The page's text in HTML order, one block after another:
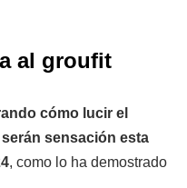
al groufit
cómo lucir el
sensación esta
, como lo ha demostrado